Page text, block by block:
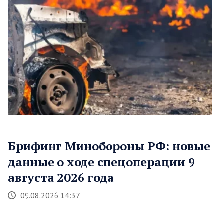
Брифинг Минобороны РФ: новые
данные о ходе спецоперации 9
августа 2026 года
09.08.2026 14:37